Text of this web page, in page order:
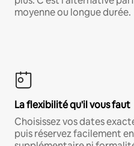
moyenne ou longue durée.
La flexibilité qu'il vous faut
Choisissez vos dates
puis réservez facilement